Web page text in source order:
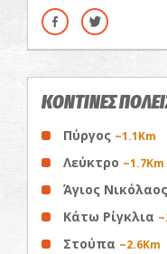
ΚΟΝΤΙΝΕΣ
Πύργος ~1.1Km
Λεύκτρο ~1.7Km
Άγιος Νικόλαος
Κάτω Ρίγκλια
Στούπα ~2.6Km